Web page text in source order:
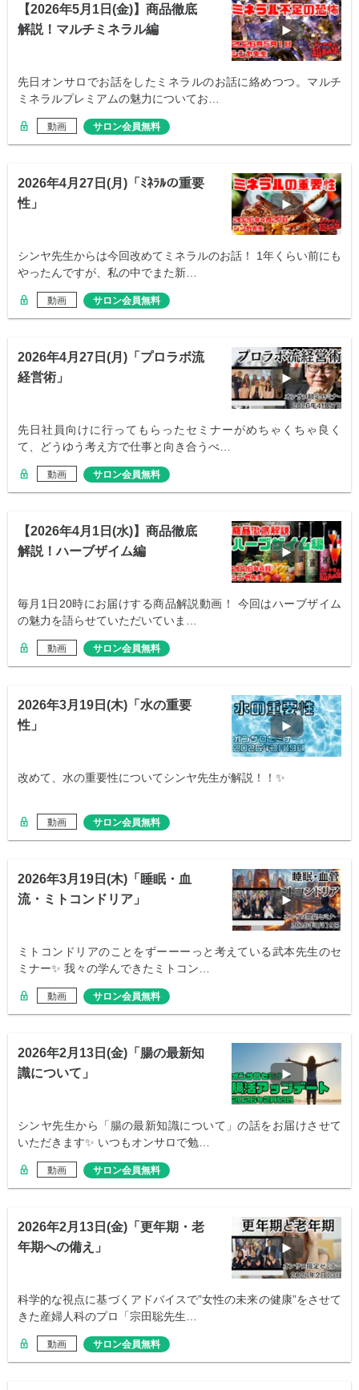
【2026年5月1日(金)】商品徹底
解説！マルチミネラル編
先日オンサロでお話をしたミネラルのお話に絡めつつ。マルチ
ミネラルプレミアムの魅力についてお…
動画 サロン会員無料
2026年4月27日(月)「ﾐﾈﾗﾙの重要
性」
シンヤ先生からは今回改めてミネラルのお話！ 1年くらい前にも
やったんですが、私の中でまた新…
動画 サロン会員無料
2026年4月27日(月)「プロラボ流
経営術」
先日社員向けに行ってもらったセミナーがめちゃくちゃ良く
て、どうゆう考え方で仕事と向き合うべ…
動画 サロン会員無料
【2026年4月1日(水)】商品徹底
解説！ハーブザイム編
毎月1日20時にお届けする商品解説動画！ 今回はハーブザイム
の魅力を語らせていただいていま…
動画 サロン会員無料
2026年3月19日(木)「水の重要
性」
改めて、水の重要性についてシンヤ先生が解説！！✨
動画 サロン会員無料
2026年3月19日(木)「睡眠・血
流・ミトコンドリア」
ミトコンドリアのことをずーーーっと考えている武本先生のセ
ミナー✨ 我々の学んできたミトコン…
動画 サロン会員無料
2026年2月13日(金)「腸の最新知
識について」
シンヤ先生から「腸の最新知識について」の話をお届けさせて
いただきます✨ いつもオンサロで勉…
動画 サロン会員無料
2026年2月13日(金)「更年期・老
年期への備え」
科学的な視点に基づくアドバイスで”女性の未来の健康”をさせて
きた産婦人科のプロ「宗田聡先生…
動画 サロン会員無料